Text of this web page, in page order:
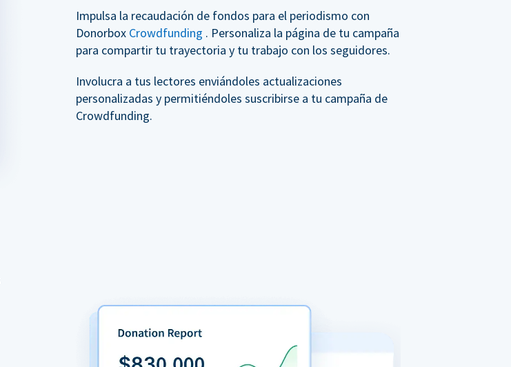
Impulsa la recaudación de fondos para el periodismo con
Donorbox Crowdfunding . Personaliza la página de tu campaña
para compartir tu trayectoria y tu trabajo con los seguidores.
Involucra a tus lectores enviándoles actualizaciones
personalizadas y permitiéndoles suscribirse a tu campaña de
Crowdfunding.